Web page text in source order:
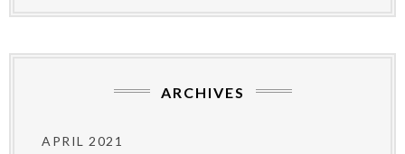
ARCHIVES
APRIL 2021